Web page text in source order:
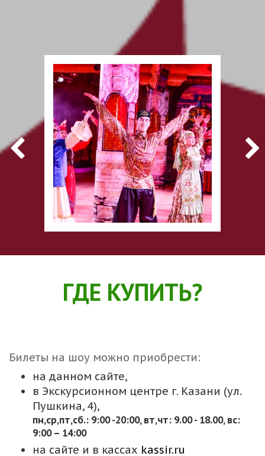
ГДЕ КУПИТЬ?
Билеты на шоу можно приобрести:
на данном сайте,
в Экскурсионном центре г. Казани (ул.
Пушкина, 4),
пн,cр,пт,сб.: 9:00 -20:00, вт,чт: 9.00 - 18.00, вс:
9:00 – 14:00
на сайте и в кассах kassir.ru